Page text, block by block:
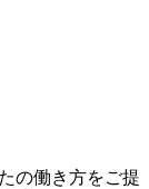
の働き方をご提